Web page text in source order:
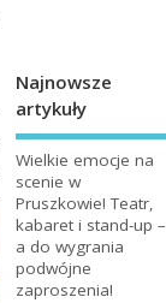
Najnowsze
artykuły
Wielkie emocje na
scenie w
Pruszkowie! Teatr,
kabaret i stand-up –
a do wygrania
podwójne
zaproszenia!